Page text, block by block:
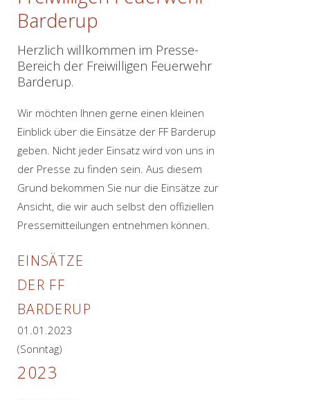
Barderup
Herzlich willkommen im Presse-
Bereich der Freiwilligen Feuerwehr
Barderup.
Wir möchten Ihnen gerne einen kleinen
Einblick über die Einsätze der FF Barderup
geben. Nicht jeder Einsatz wird von uns in
der Presse zu finden sein. Aus diesem
Grund bekommen Sie nur die Einsätze zur
Ansicht, die wir auch selbst den offiziellen
Pressemitteilungen entnehmen können.
EINSÄTZE
DER FF
BARDERUP
01.01.2023
(Sonntag)
2023